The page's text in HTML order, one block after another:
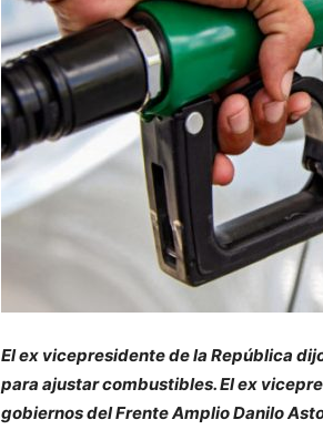
El ex vicepresidente de la República
para ajustar combustibles. El ex
gobiernos del Frente Amplio Danilo